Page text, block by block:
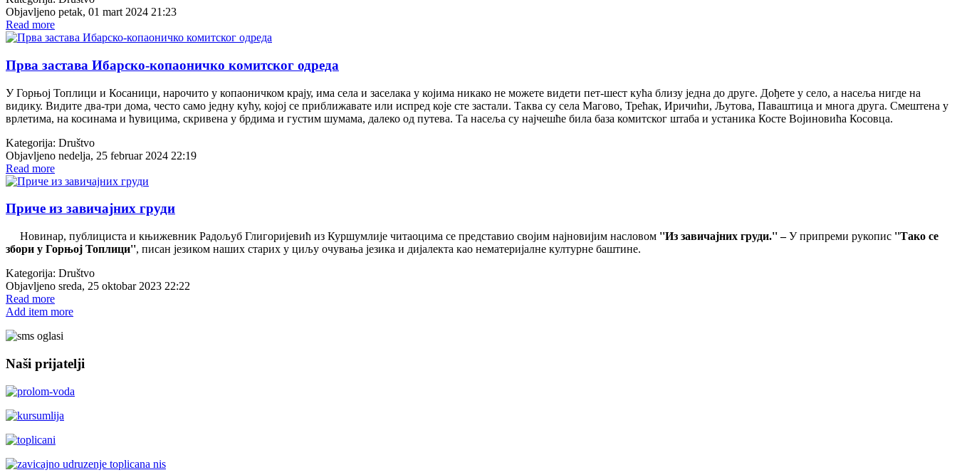
Objavljeno petak, 01 mart 2024 21:23
Read more
Прва застава Ибарско-копаоничко комитског одреда
У Горњој Топлици и Косаници, нарочито у копаоничком крају, има села и заселака у којима никако не можете видети пет-шест кућа близу једна до друге. Дођете у село, а насеља нигде на
видику. Видите два-три дома, често само једну кућу, којој се приближавате или испред које сте застали. Таква су села Магово, Трећак, Иричићи, Љутова, Паваштица и многа друга. Смештена у
врлетима, на косинама и ћувицима, скривена у брдима и густим шумама, далеко од путева. Та насеља су најчешће била база комитског штаба и устаника Косте Војиновића Косовца.
Kategorija: Društvo
Objavljeno nedelja, 25 februar 2024 22:19
Read more
Приче из завичајних груди
Новинар, публициста и књижевник Радољуб Глигоријевић из Куршумлије читаоцима се представио својим најновијим насловом ''Из завичајних груди.'' –У припреми рукопис ''Тако се
збори у Горњој Топлици'', писан језиком наших старих у циљу очувања језика и дијалекта као нематеријалне културне баштине.
Kategorija: Društvo
Objavljeno sreda, 25 oktobar 2023 22:22
Read more
Add item more
Naši prijatelji